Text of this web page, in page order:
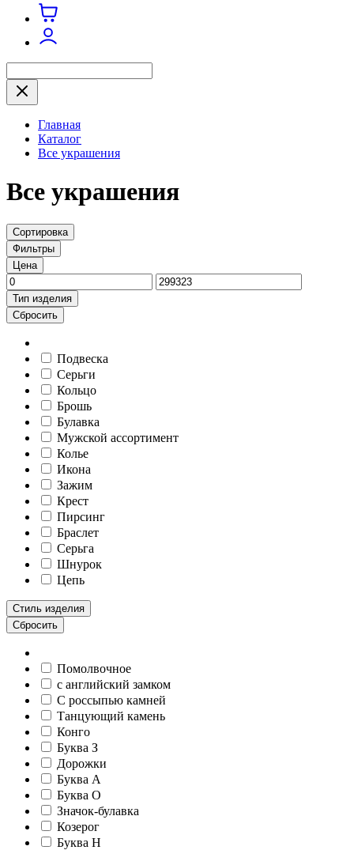
Главная
Каталог
Все украшения
Все украшения
Сортировка
Фильтры
Цена
Тип изделия
Сбросить
Подвеска
Серьги
Кольцо
Брошь
Булавка
Мужской ассортимент
Колье
Икона
Зажим
Крест
Пирсинг
Браслет
Серьга
Шнурок
Цепь
Стиль изделия
Сбросить
Помолвочное
c английский замком
С россыпью камней
Танцующий камень
Конго
Буква З
Дорожки
Буква А
Буква О
Значок-булавка
Козерог
Буква Н